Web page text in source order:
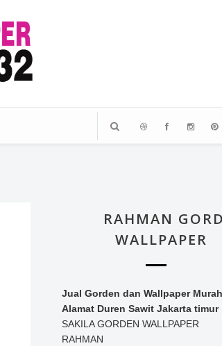
RAHMAN
WALLPAPER
Jual Gorden dan Wallpaper Murah
Alamat Duren Sawit Jakarta timur
SAKILA GORDEN WALLPAPER
RAHMAN